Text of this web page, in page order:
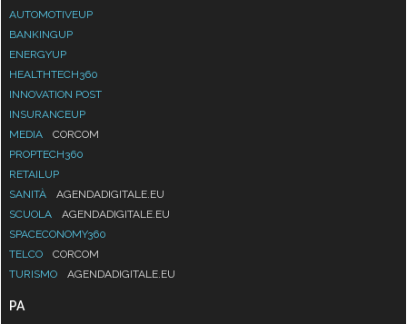
AUTOMOTIVEUP
BANKINGUP
ENERGYUP
HEALTHTECH360
INNOVATION POST
INSURANCEUP
MEDIA
CORCOM
PROPTECH360
RETAILUP
SANITÀ
AGENDADIGITALE.EU
SCUOLA
AGENDADIGITALE.EU
SPACECONOMY360
TELCO
CORCOM
TURISMO
AGENDADIGITALE.EU
PA